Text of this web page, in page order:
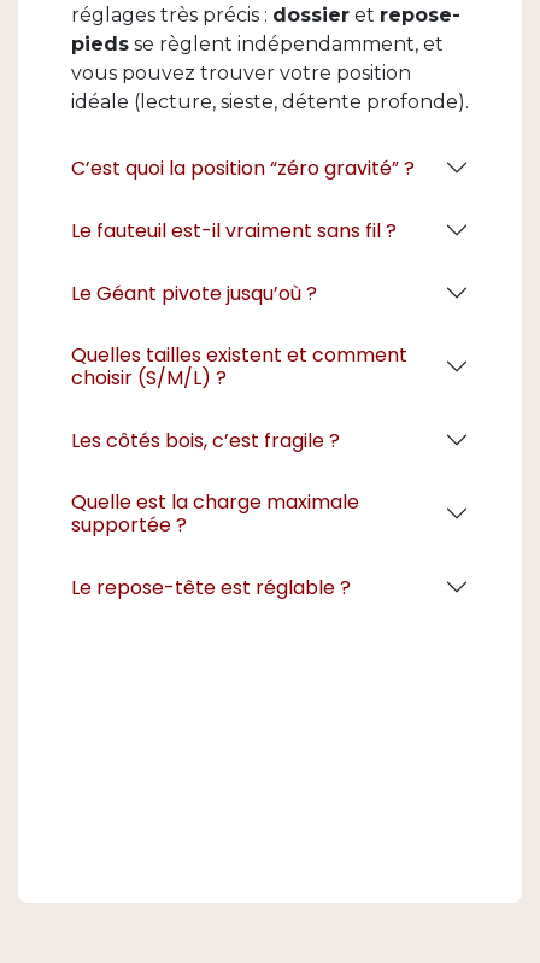
réglages très précis : dossier et repose-
pieds se règlent indépendamment, et
vous pouvez trouver votre position
idéale (lecture, sieste, détente profonde).
C’est quoi la position “zéro gravité” ?
Le fauteuil est-il vraiment sans fil ?
Le Géant pivote jusqu’où ?
Quelles tailles existent et comment
choisir (S/M/L) ?
Les côtés bois, c’est fragile ?
Quelle est la charge maximale
supportée ?
Le repose-tête est réglable ?